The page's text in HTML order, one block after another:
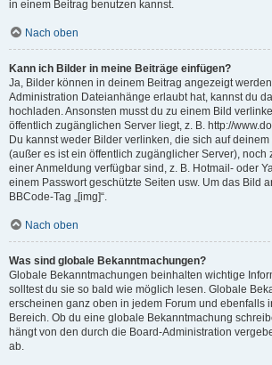
in einem Beitrag benutzen kannst.
Nach oben
Kann ich Bilder in meine Beiträge einfügen?
Ja, Bilder können in deinem Beitrag angezeigt
Administration Dateianhänge erlaubt hat, kannst du
hochladen. Ansonsten musst du zu einem Bild
öffentlich zugänglichen Server liegt, z. B. http://
Du kannst weder Bilder verlinken, die sich auf
(außer es ist ein öffentlich zugänglicher Server), noch
einer Anmeldung verfügbar sind, z. B. Hotmail- oder
einem Passwort geschützte Seiten usw. Um das Bild
BBCode-Tag „[img]“.
Nach oben
Was sind globale Bekanntmachungen?
Globale Bekanntmachungen beinhalten wichtige
solltest du sie so bald wie möglich lesen. Globale
erscheinen ganz oben in jedem Forum und ebenfalls
Bereich. Ob du eine globale Bekanntmachung
hängt von den durch die Board-Administration
ab.